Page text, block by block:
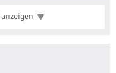
anzeigen